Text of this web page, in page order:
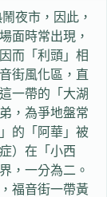
夜市，因此，
面時常出現，
而「利頭」相
街風化區，直
一帶的「大湖
，為爭地盤常
的「阿華」被
）在「小西
，一分為二。
福音街一帶黃